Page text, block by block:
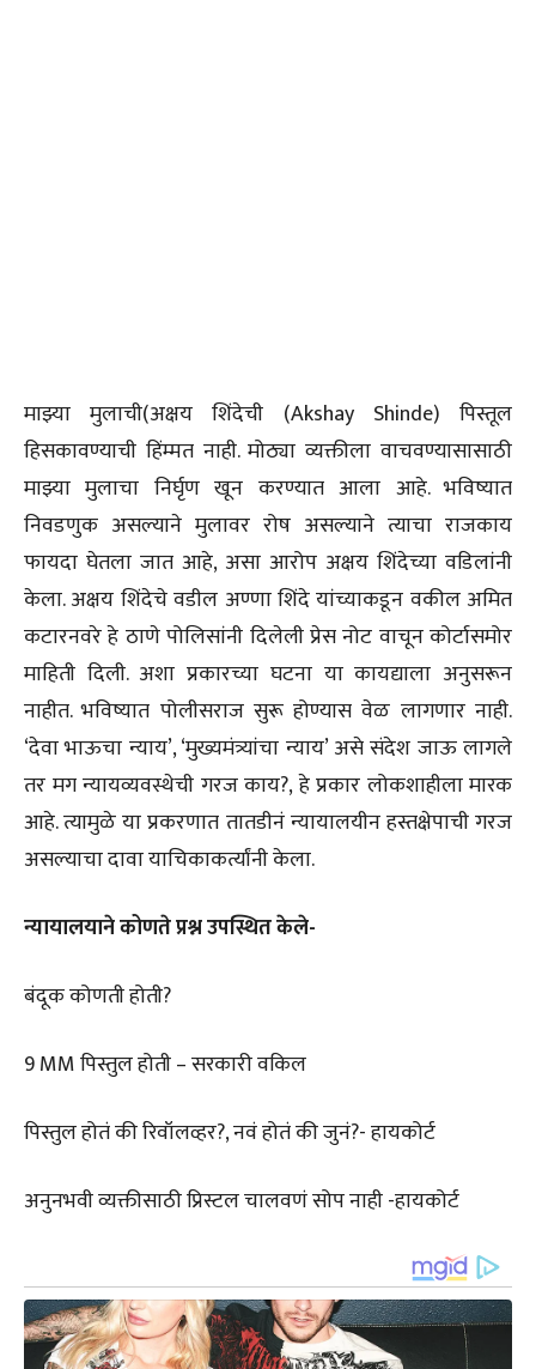
माझ्या मुलाची(अक्षय शिंदेची (Akshay Shinde) पिस्तूल
हिसकावण्याची हिंम्मत नाही. मोठ्या व्यक्तीला वाचवण्यासासाठी
माझ्या मुलाचा निर्घृण खून करण्यात आला आहे. भविष्यात
निवडणुक असल्याने मुलावर रोष असल्याने त्याचा राजकाय
फायदा घेतला जात आहे, असा आरोप अक्षय शिंदेच्या वडिलांनी
केला. अक्षय शिंदेचे वडील अण्णा शिंदे यांच्याकडून वकील अमित
कटारनवरे हे ठाणे पोलिसांनी दिलेली प्रेस नोट वाचून कोर्टासमोर
माहिती दिली. अशा प्रकारच्या घटना या कायद्याला अनुसरून
नाहीत. भविष्यात पोलीसराज सुरू होण्यास वेळ लागणार नाही.
‘देवा भाऊचा न्याय’, ‘मुख्यमंत्र्यांचा न्याय’ असे संदेश जाऊ लागले
तर मग न्यायव्यवस्थेची गरज काय?, हे प्रकार लोकशाहीला मारक
आहे. त्यामुळे या प्रकरणात तातडीनं न्यायालयीन हस्तक्षेपाची गरज
असल्याचा दावा याचिकाकर्त्यांनी केला.
न्यायालयाने कोणते प्रश्न उपस्थित केले-
बंदूक कोणती होती?
9 MM पिस्तुल होती – सरकारी वकिल
पिस्तुल होतं की रिवॉलव्हर?, नवं होतं की जुनं?- हायकोर्ट
अनुनभवी व्यक्तीसाठी प्रिस्टल चालवणं सोप नाही -हायकोर्ट